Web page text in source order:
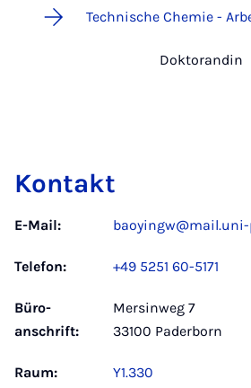
Technische Chemie -
Doktorandin
Kontakt
E-Mail:
Telefon: +49 5251 60-5171
Büro­
anschrift:
Mersinweg 7
33100 Paderborn
Raum: Y1.330